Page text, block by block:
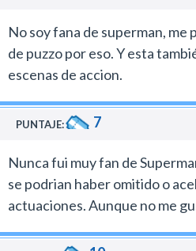
mantenga fiel a la esencia de
mencionar la labor del
los momentos más
directores. Esto ya se había
personal no puedo evitar
fiesta pochoclera. Después
No soy fana de superman,
de puzzo por eso. Y esta
escenas de accion.
PUNTAJE: 7
Nunca fui muy fan de
se podrian haber omitido o
actuaciones. Aunque no me